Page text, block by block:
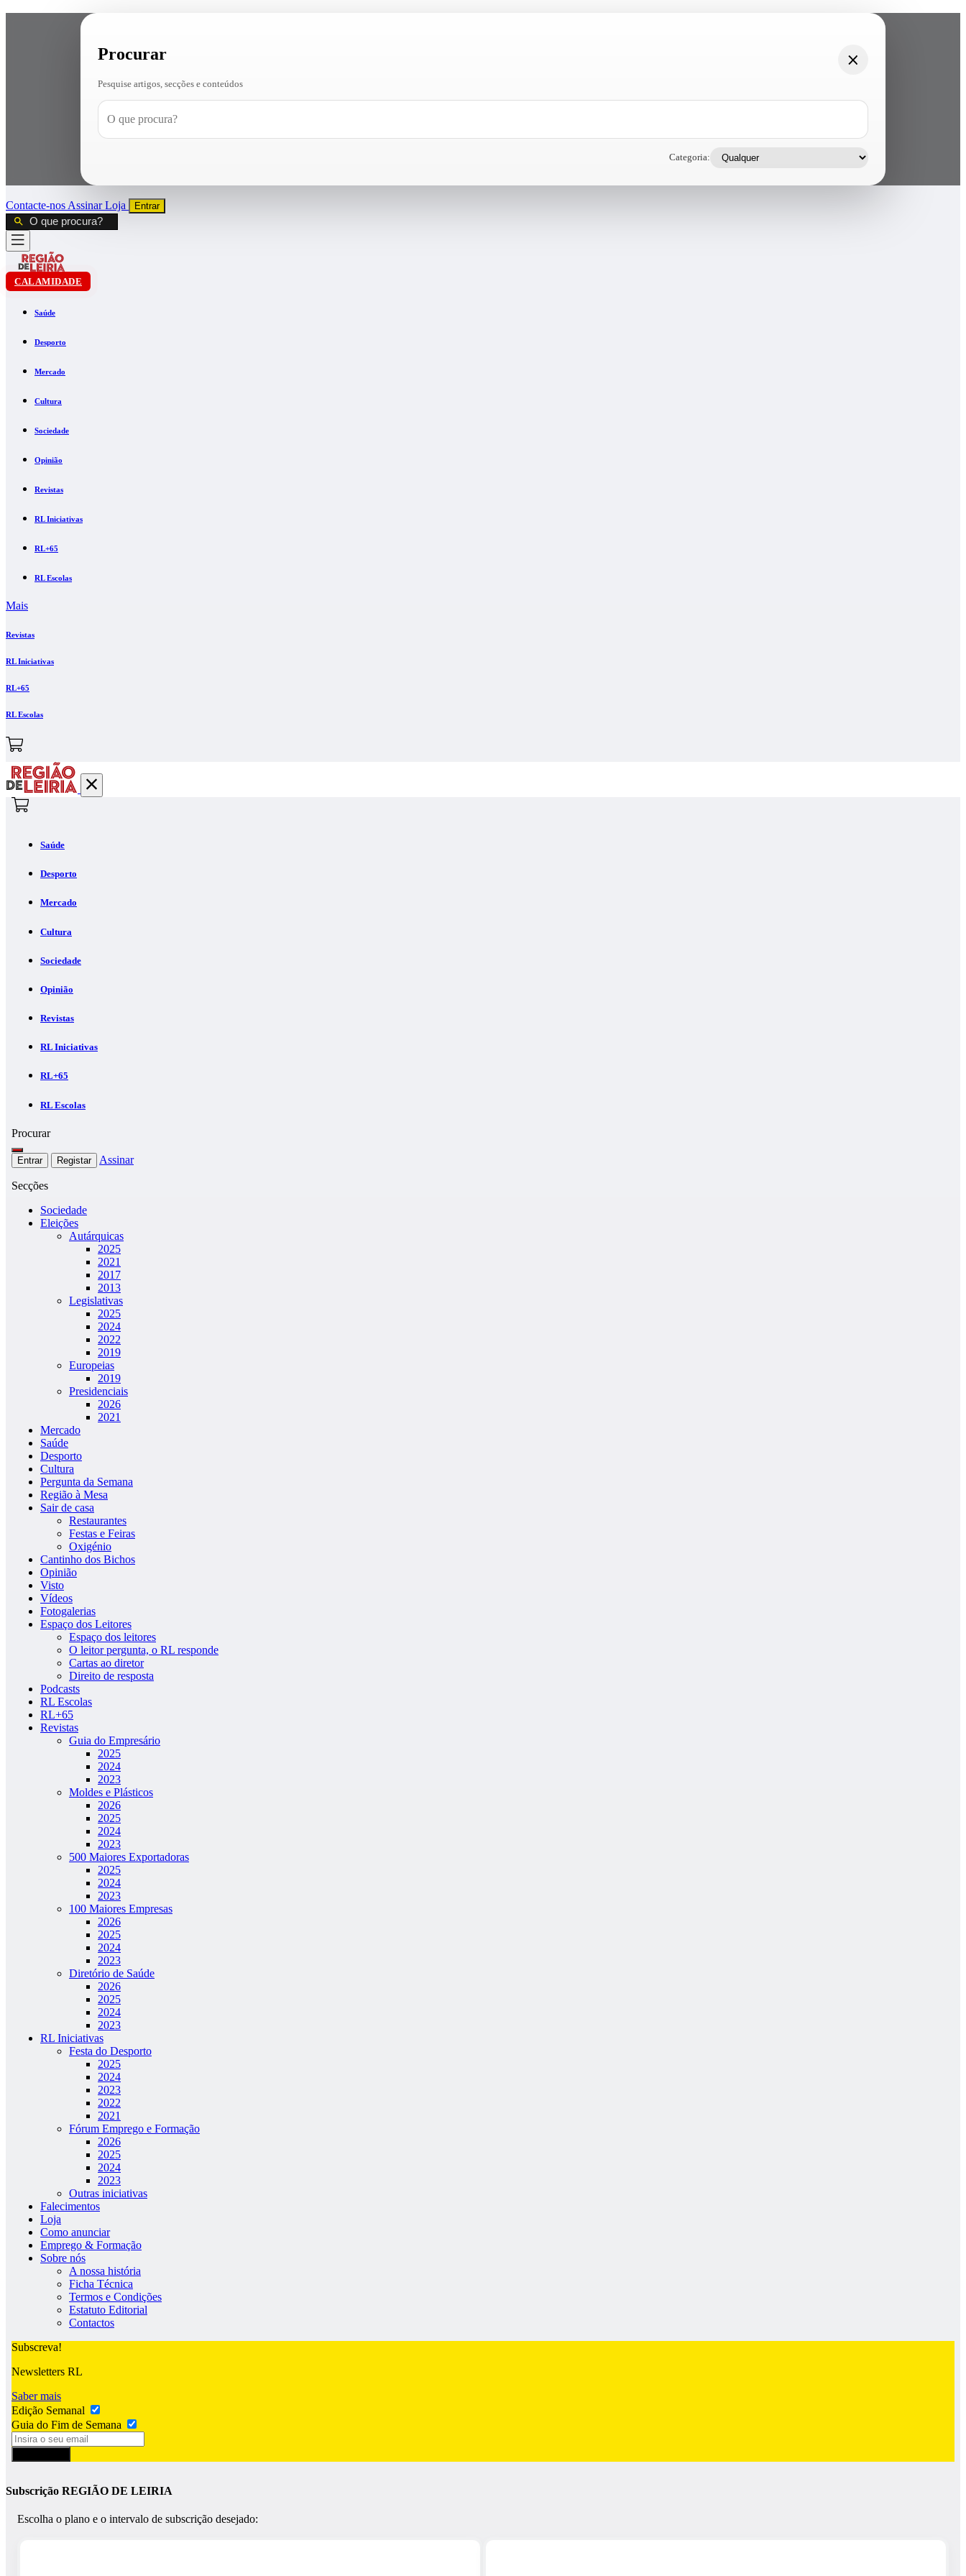
Procurar
Pesquise artigos, secções e conteúdos
Categoria:
Contacte-nos AssinarLoja Entrar
CALAMIDADE
Saúde
Desporto
Mercado
Cultura
Sociedade
Opinião
Revistas
RL Iniciativas
RL+65
RL Escolas
Mais
Revistas
RL Iniciativas
RL+65
RL Escolas
Saúde
Desporto
Mercado
Cultura
Sociedade
Opinião
Revistas
RL Iniciativas
RL+65
RL Escolas
Procurar
Entrar Registar Assinar
Secções
Sociedade
Eleições
Autárquicas
2025
2021
2017
2013
Legislativas
2025
2024
2022
2019
Europeias
2019
Presidenciais
2026
2021
Mercado
Saúde
Desporto
Cultura
Pergunta da Semana
Região à Mesa
Sair de casa
Restaurantes
Festas e Feiras
Oxigénio
Cantinho dos Bichos
Opinião
Visto
Vídeos
Fotogalerias
Espaço dos Leitores
Espaço dos leitores
O leitor pergunta, o RL responde
Cartas ao diretor
Direito de resposta
Podcasts
RL Escolas
RL+65
Revistas
Guia do Empresário
2025
2024
2023
Moldes e Plásticos
2026
2025
2024
2023
500 Maiores Exportadoras
2025
2024
2023
100 Maiores Empresas
2026
2025
2024
2023
Diretório de Saúde
2026
2025
2024
2023
RL Iniciativas
Festa do Desporto
2025
2024
2023
2022
2021
Fórum Emprego e Formação
2026
2025
2024
2023
Outras iniciativas
Falecimentos
Loja
Como anunciar
Emprego & Formação
Sobre nós
A nossa história
Ficha Técnica
Termos e Condições
Estatuto Editorial
Contactos
Subscreva!
Newsletters RL
Saber mais
Edição Semanal
Guia do Fim de Semana
Subscrição REGIÃO DE LEIRIA
Escolha o plano e o intervalo de subscrição desejado: